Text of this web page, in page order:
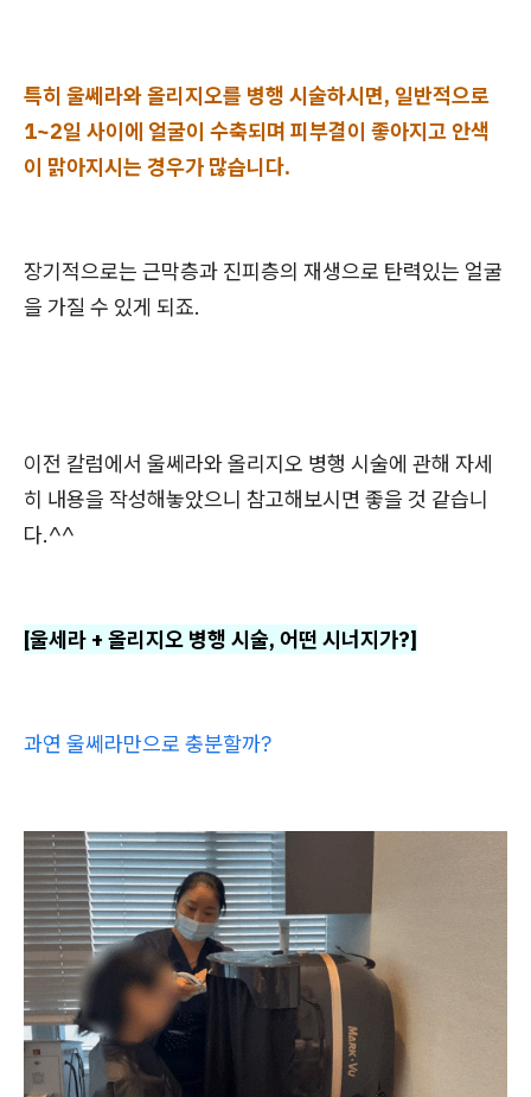
특히 울쎄라와 올리지오를 병행 시술하시면, 일반적으로
1~2일 사이에 얼굴이 수축되며 피부결이 좋아지고 안색
이 맑아지시는 경우가 많습니다.
장기적으로는 근막층과 진피층의 재생으로 탄력있는 얼굴
을 가질 수 있게 되죠.
이전 칼럼에서 울쎄라와 올리지오 병행 시술에 관해 자세
히 내용을 작성해놓았으니 참고해보시면 좋을 것 같습니
다.^^
[울세라 + 올리지오 병행 시술, 어떤 시너지가?]
과연 울쎄라만으로 충분할까?